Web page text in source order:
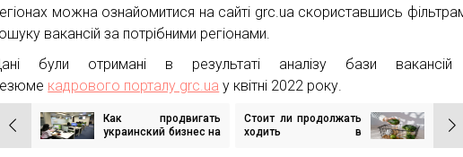
можна ознайомитися на сайті grc.ua скориставшись
вакансій за потрібними регіонами.
були отримані в результаті аналізу бази вакансій
кадрового порталу grc.ua у квітні 2022 року.
НавигацияКак продвигать
украинский бизнес на
Стоит ли продолжать
ходить в